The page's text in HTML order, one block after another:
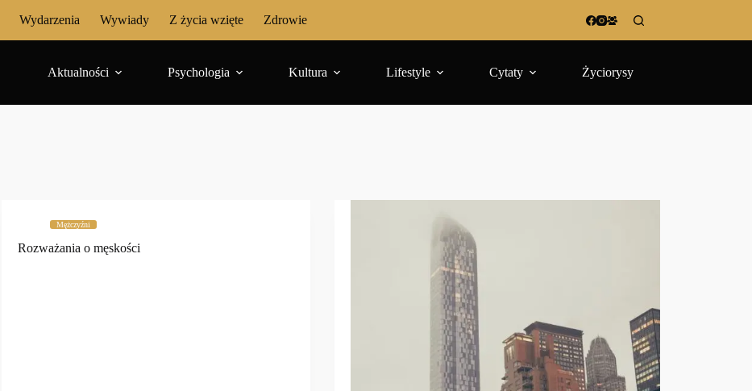
Wydarzenia Wywiady Z życia wzięte Zdrowie
Aktualności Psychologia Kultura Lifestyle Cytaty Życiorysy
Mężczyźni
Rozważania o męskości